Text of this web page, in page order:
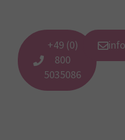
+49 (0)
800
5035086